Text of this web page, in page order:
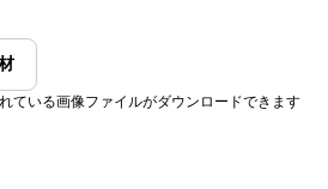
ている画像ファイルがダウンロードできます